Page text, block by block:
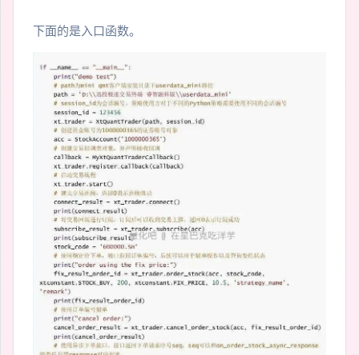
下面的是入口函数。